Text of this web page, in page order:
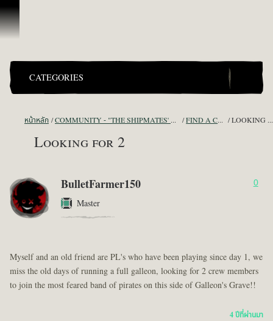
ข้ามไปที่คอนเทนต์
CATEGORIES
หน้าหลัก COMMUNITY - "THE SHIPMATES' QUARTERS" FIND A CREW! LOOKING FOR 2
Looking for 2
BulletFarmer150
Master
0
Myself and an old friend are PL's who have been playing since day 1, we
miss the old days of running a full galleon, looking for 2 crew members
to join the most feared band of pirates on this side of Galleon's Grave!!
4 ปีที่ผ่านมา